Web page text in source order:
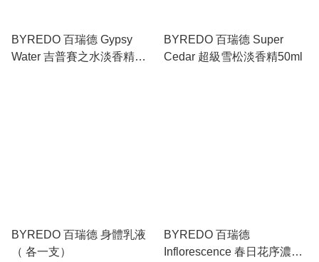
BYREDO 百瑞德 Gypsy
Water 吉普賽之水淡香精
BYREDO 百瑞德 Super
Cedar 超級雪松淡香精50ml
BYREDO 百瑞德 身體乳液
（ 各一支）
BYREDO 百瑞德
Inflorescence 春日花序濃香